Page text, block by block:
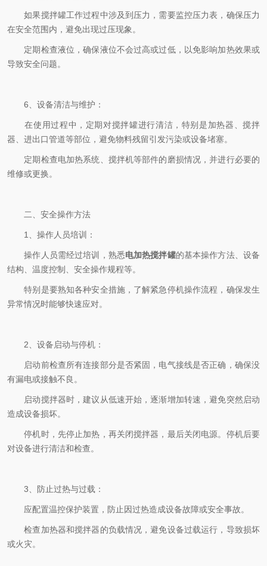
如果搅拌罐工作过程中涉及到压力，需要监控压力表，确保压力
在安全范围内，避免出现过压现象。
定期检查液位，确保液位不会过高或过低，以免影响加热效果或
导致安全问题。
6、设备清洁与维护：
在使用过程中，定期对搅拌罐进行清洁，特别是加热器、搅拌
器、进出口管道等部位，避免物料残留引发污染或设备堵塞。
定期检查电加热系统、搅拌机等部件的磨损情况，并进行必要的
维修或更换。
二、安全操作方法
1、操作人员培训：
操作人员需经过培训，熟悉电加热搅拌罐的基本操作方法、设备
结构、温度控制、安全操作规程等。
特别是要熟知各种安全措施，了解紧急停机操作流程，确保发生
异常情况时能够快速应对。
2、设备启动与停机：
启动前检查所有连接部分是否紧固，电气接线是否正确，确保没
有漏电或接触不良。
启动搅拌器时，建议从低速开始，逐渐增加转速，避免突然启动
造成设备损坏。
停机时，先停止加热，再关闭搅拌器，最后关闭电源。停机后要
对设备进行清洁和检查。
3、防止过热与过载：
应配置温控保护装置，防止因过热造成设备故障或安全事故。
检查加热器和搅拌器的负载情况，避免设备过载运行，导致损坏
或火灾。